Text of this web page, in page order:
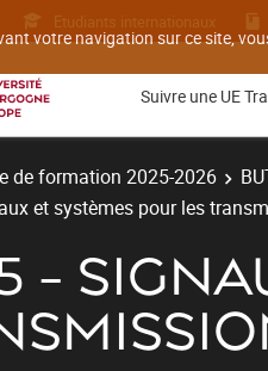
votre navigation sur ce site,
Etudiants internationaux
Suivre une UE
de formation 2025-2026
et systèmes pour les
-